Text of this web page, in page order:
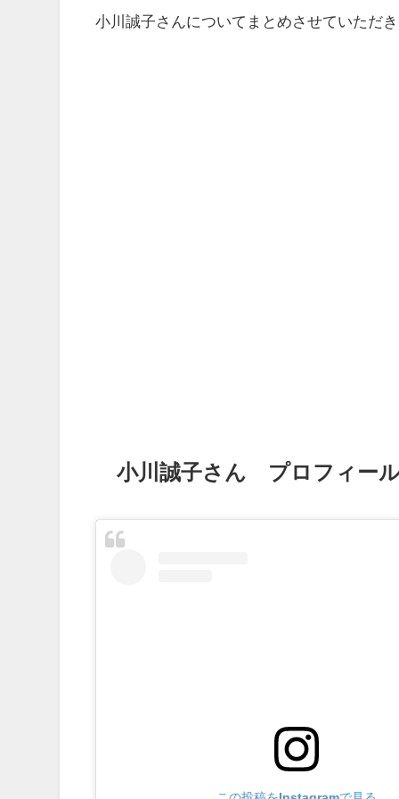
小川誠子さんについてまとめさせていただ
小川誠子さん プロフィー